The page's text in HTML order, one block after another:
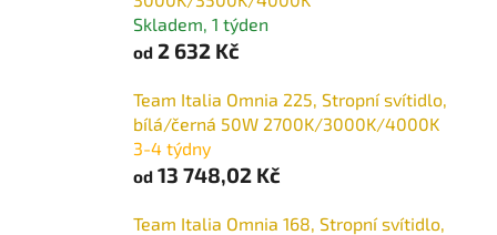
Skladem, 1 týden
od 2 632 Kč
Team Italia Omnia 225, Stropní svítidlo,
bílá/černá 50W 2700K/3000K/4000K
3-4 týdny
od 13 748,02 Kč
Team Italia Omnia 168, Stropní svítidlo,